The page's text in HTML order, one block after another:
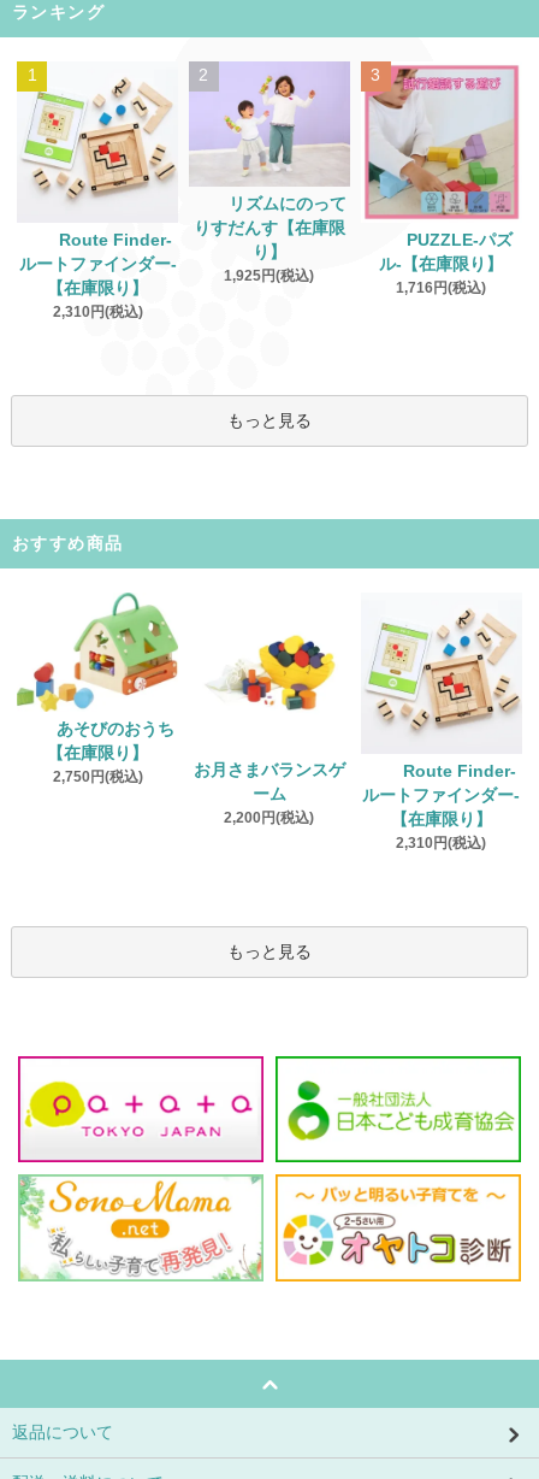
ランキング
1
Route Finder‐
ルートファインダー‐
【在庫限り】
2,310円(税込)
2
リズムにのって
りすだんす【在庫限
り】
1,925円(税込)
3
PUZZLE‐パズ
ル‐【在庫限り】
1,716円(税込)
もっと見る
おすすめ商品
あそびのおうち
【在庫限り】
2,750円(税込)
お月さまバランスゲ
ーム
2,200円(税込)
Route Finder‐
ルートファインダー‐
【在庫限り】
2,310円(税込)
もっと見る
返品について